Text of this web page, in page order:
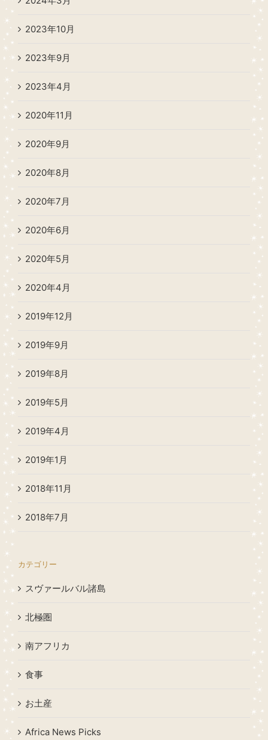
2023年10月
2023年9月
2023年4月
2020年11月
2020年9月
2020年8月
2020年7月
2020年6月
2020年5月
2020年4月
2019年12月
2019年9月
2019年8月
2019年5月
2019年4月
2019年1月
2018年11月
2018年7月
カテゴリー
スヴァールバル諸島
北極圏
南アフリカ
食事
お土産
Africa News Picks